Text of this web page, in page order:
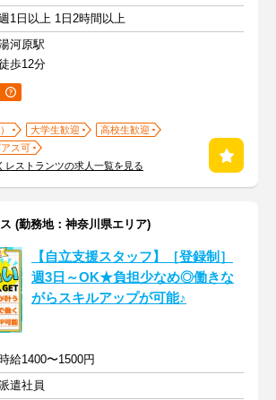
1日以上 1日2時間以上
河原駅
歩12分
大学生歓迎
高校生歓迎
アス可
レストランツの求人一覧を見る
(勤務地：神奈川県エリア)
【自立支援スタッフ】［登録制］
週3日～OK★負担少なめ◎働きな
がらスキルアップが可能♪
給1400〜1500円
遣社員